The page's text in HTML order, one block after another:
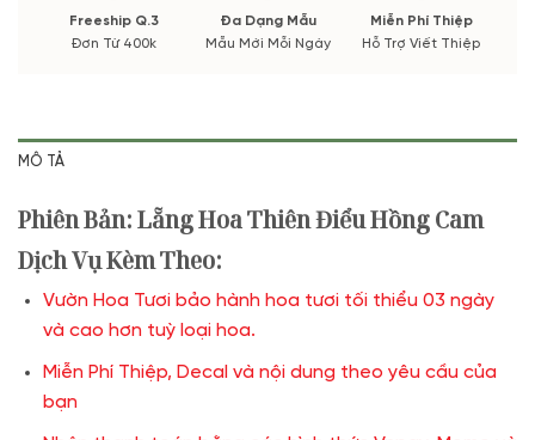
Freeship Q.3
Đơn Từ 400k
Đa Dạng Mẫu
Mẫu Mới Mỗi Ngày
Miễn Phí Thiệp
Hỗ Trợ Viết Thiệp
MÔ TẢ
Phiên Bản: Lẵng Hoa Thiên Điểu Hồng Cam
Dịch Vụ Kèm Theo:
Vườn Hoa Tươi bảo hành hoa tươi tối thiểu 03 ngày
và cao hơn tuỳ loại hoa.
Miễn Phí Thiệp, Decal và nội dung theo yêu cầu của
bạn